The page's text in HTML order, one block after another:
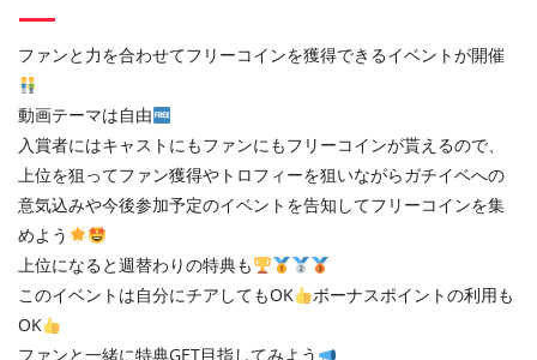
ファンと力を合わせてフリーコインを獲得できるイベントが開催
動画テーマは自由
入賞者にはキャストにもファンにもフリーコインが貰えるので、
上位を狙ってファン獲得やトロフィーを狙いながらガチイベへの
意気込みや今後参加予定のイベントを告知してフリーコインを集
めよう
上位になると週替わりの特典も
このイベントは自分にチアしてもOK
ボーナスポイントの利用も
OK
ファンと一緒に特典GET目指してみよう